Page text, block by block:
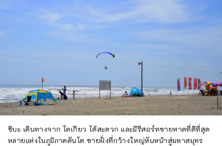
ชิบะ เดินทางจาก โตเกียว ได้สะดวก และมีรีสอร์ทชายหาดที่ดีที่สุด
หลายแห่งในภูมิภาคคันโต ชายฝั่งที่กว้างใหญ่หันหน้าสู่มหาสมุทร